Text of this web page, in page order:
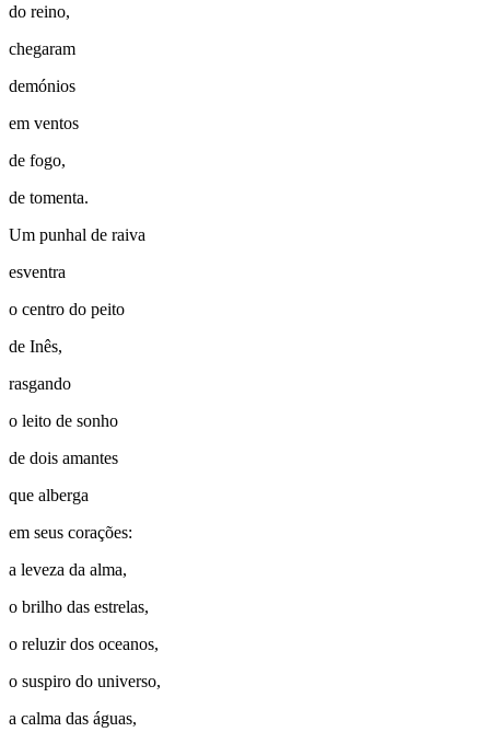
do reino,
chegaram
demónios
em ventos
de fogo,
de tomenta.
Um punhal de raiva
esventra
o centro do peito
de Inês,
rasgando
o leito de sonho
de dois amantes
que alberga
em seus corações:
a leveza da alma,
o brilho das estrelas,
o reluzir dos oceanos,
o suspiro do universo,
a calma das águas,